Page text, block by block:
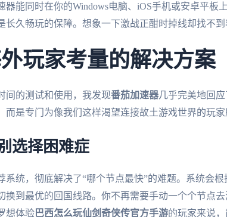
器能同时在你的Windows电脑、iOS手机或安卓平板
长久畅玩的保障。想象一下激战正酣时掉线却找不到
玩家考量的解决方案
间的测试和使用，我发现番茄加速器几乎完美地回
而是专门为像我们这样渴望连接故土游戏世界的玩家
选择困难症
系统，彻底解决了“哪个节点最快”的难题。系统会
换到最优的回国线路。你不再需要手动一个个节点去
想体验 巴西怎么玩仙剑奇侠传官方手游的玩家来说